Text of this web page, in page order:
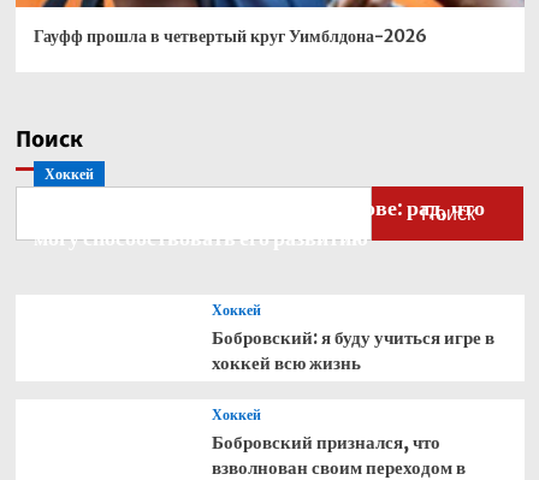
Гауфф прошла в четвертый круг Уимблдона-2026
Поиск
Поиск
Хоккей
Бобровский — о голкипере Ахтямове: рад, что
могу способствовать его развитию
Хоккей
Бобровский: я буду учиться игре в
хоккей всю жизнь
Хоккей
Бобровский признался, что
взволнован своим переходом в